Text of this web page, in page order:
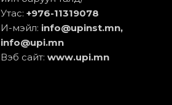
Утас: +976-11319078
И-мэйл: info@upinst.mn,
info@upi.mn
Вэб сайт: www.upi.mn